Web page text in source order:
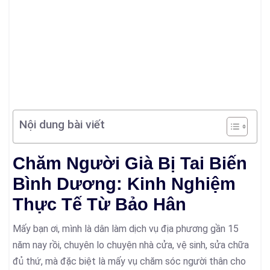
Nội dung bài viết
Chăm Người Già Bị Tai Biến
Bình Dương: Kinh Nghiệm
Thực Tế Từ Bảo Hân
Mấy bạn ơi, mình là dân làm dịch vụ địa phương gần 15
năm nay rồi, chuyên lo chuyện nhà cửa, vệ sinh, sửa chữa
đủ thứ, mà đặc biệt là mấy vụ chăm sóc người thân cho